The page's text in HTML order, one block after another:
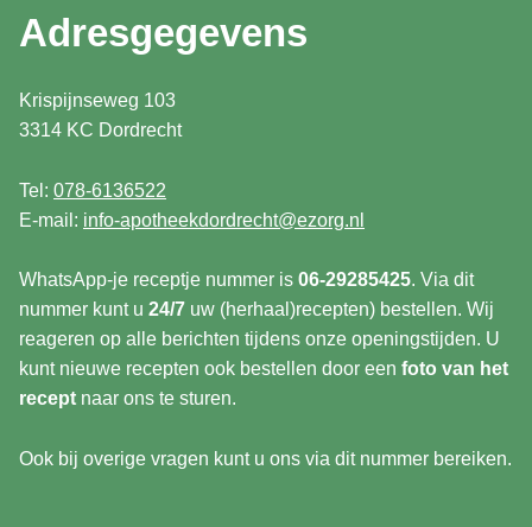
Adresgegevens
Krispijnseweg 103
3314 KC Dordrecht
Tel: 078-6136522
E-mail: info-apotheekdordrecht@ezorg.nl
WhatsApp-je receptje nummer is 06-29285425. Via dit
nummer kunt u 24/7 uw (herhaal)recepten) bestellen. Wij
reageren op alle berichten tijdens onze openingstijden. U
kunt nieuwe recepten ook bestellen door een foto van het
recept naar ons te sturen.
Ook bij overige vragen kunt u ons via dit nummer bereiken.